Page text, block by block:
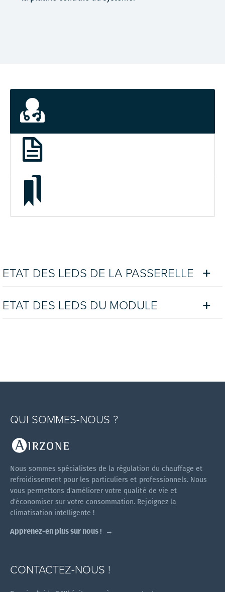
ETAT DES LEDS DE LA PASSERELLE
ETAT DES LEDS DU MODULE
QUI SOMMES-NOUS ?
Nous sommes spécialistes de la régulation du chauffage et
refroidissement pour les particuliers et professionnels. Nous
vous permettons d'améliorer votre qualité de vie et
d'économiser sur votre consommation. Rejoignez la
climatisation intelligente !
Apprenez-en plus sur nous !
CONTACTEZ-NOUS !